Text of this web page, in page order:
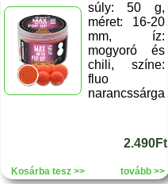
súly: 50 g,
méret: 16-20
mm, íz:
mogyoró és
chili, színe:
fluo
narancssárga
2.490Ft
Kosárba tesz >> tovább >>